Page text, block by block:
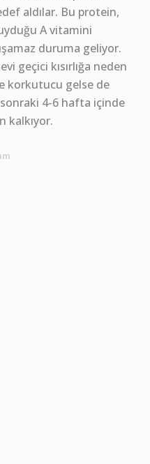
aldılar. Bu protein,
A vitamini
duruma geliyor.
geçici kısırlığa neden
korkutucu gelse de
sonraki 4-6 hafta içinde
kalkıyor.